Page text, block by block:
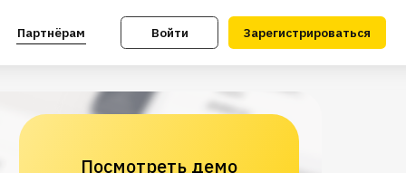
Войти Зарегистрироваться
Посмотреть демо